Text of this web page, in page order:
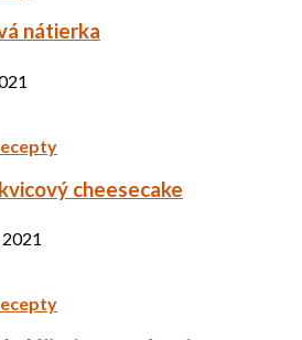
nátierka
cheesecake